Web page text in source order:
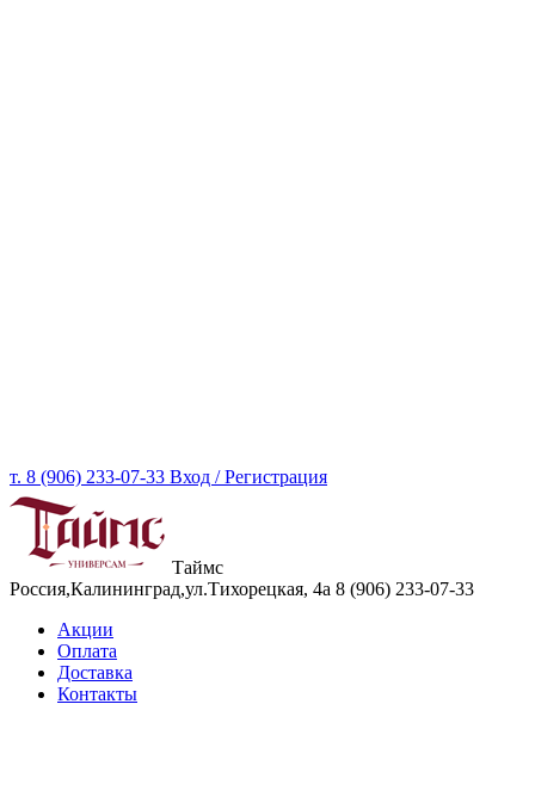
т. 8 (906) 233-07-33 Вход / Регистрация
Таймс
Россия,Калининград,ул.Тихорецкая, 4а 8 (906) 233-07-33
Акции
Оплата
Доставка
Контакты